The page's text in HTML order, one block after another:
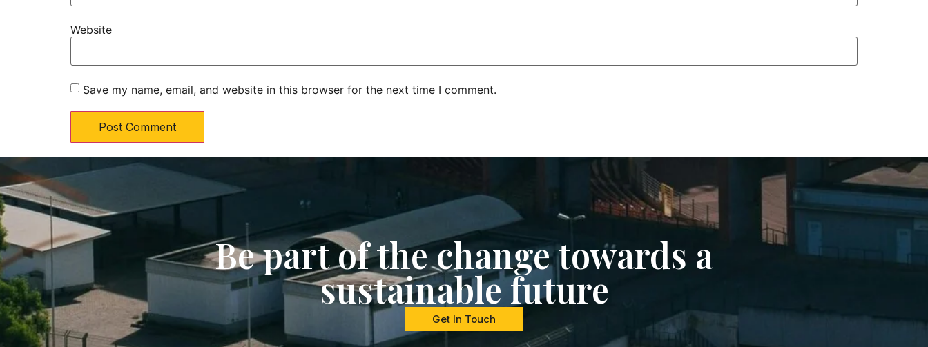
Website
Save my name, email, and website in this browser for the next time I comment.
Be part of the change towards a
sustainable future
Get In Touch